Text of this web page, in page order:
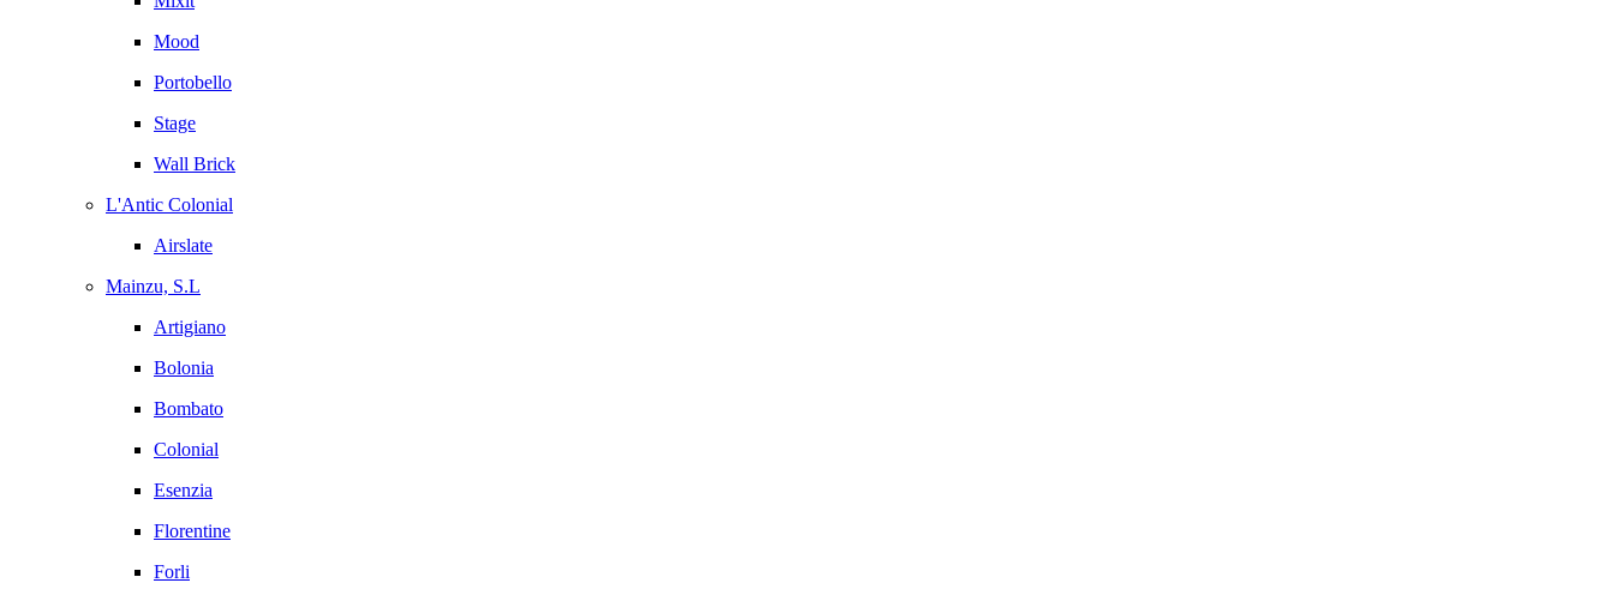
Mood
Portobello
Stage
Wall Brick
L'Antic Colonial
Airslate
Mainzu, S.L
Artigiano
Bolonia
Bombato
Colonial
Esenzia
Florentine
Forli